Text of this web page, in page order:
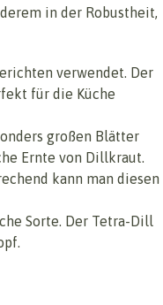
in der Robustheit,
verwendet. Der
für die Küche
großen Blätter
Ernte von Dillkraut.
kann man diesen
Sorte. Der Tetra-Dill